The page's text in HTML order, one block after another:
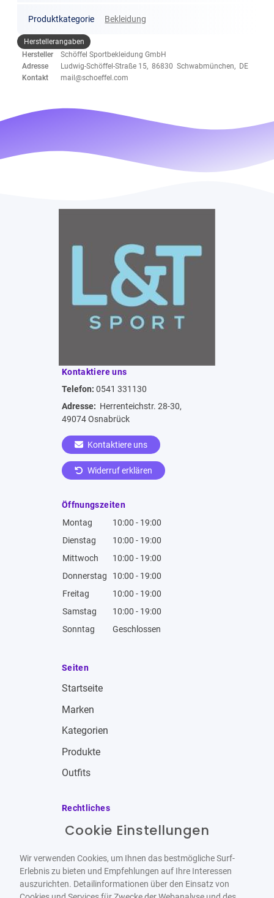
Produktkategorie Bekleidung
Herstellerangaben
Hersteller
Schöffel Sportbekleidung GmbH
Adresse
Ludwig-Schöffel-Straße 15, 86830 Schwabmünchen, DE
Kontakt
mail@schoeffel.com
Kontaktiere uns
Telefon: 0541 331130
Adresse: Herrenteichstr. 28-30,
49074 Osnabrück
Kontaktiere uns
Widerruf erklären
Öffnungszeiten
Montag
10:00 - 19:00
Dienstag
10:00 - 19:00
Mittwoch
10:00 - 19:00
Donnerstag
10:00 - 19:00
Freitag
10:00 - 19:00
Samstag
10:00 - 19:00
Sonntag
Geschlossen
Seiten
Startseite
Marken
Kategorien
Produkte
Outfits
Rechtliches
Impressum
Datenschutzbestimmungen
Widerrufsbelehrung
Cookie Einstellungen
Wir verwenden Cookies, um Ihnen das bestmögliche Surf-
Erlebnis zu bieten und Empfehlungen auf Ihre Interessen
auszurichten. Detailinformationen über den Einsatz von